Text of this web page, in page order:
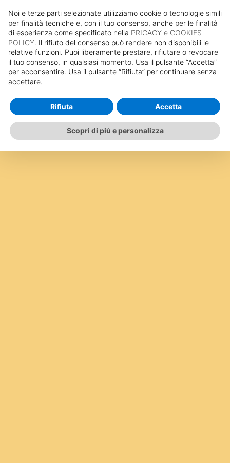
Noi e terze parti selezionate utilizziamo cookie o tecnologie simili
per finalità tecniche e, con il tuo consenso, anche per le finalità
di esperienza come specificato nella PRICACY e COOKIES
POLICY. Il rifiuto del consenso può rendere non disponibili le
relative funzioni. Puoi liberamente prestare, rifiutare o revocare
il tuo consenso, in qualsiasi momento. Usa il pulsante “Accetta”
per acconsentire. Usa il pulsante “Rifiuta” per continuare senza
accettare.
Scopri di più e personalizza
Rifiuta Accetta